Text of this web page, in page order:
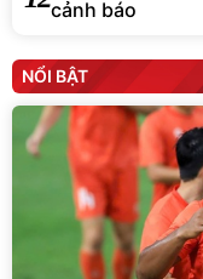
cảnh báo
NỔI BẬT